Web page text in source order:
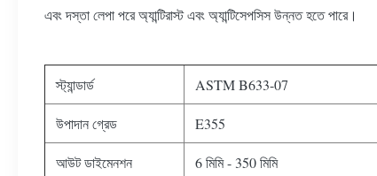
এবং দস্তা লেপা পরে অ্যান্টিরাস্ট এবং অ্যান্টিসেপসিস উন্নত হতে পারে।
স্ট্যান্ডার্ড ASTM B633-07
উপাদান গ্রেড E355
আউট ডাইমেনশন 6 মিমি - 350 মিমি